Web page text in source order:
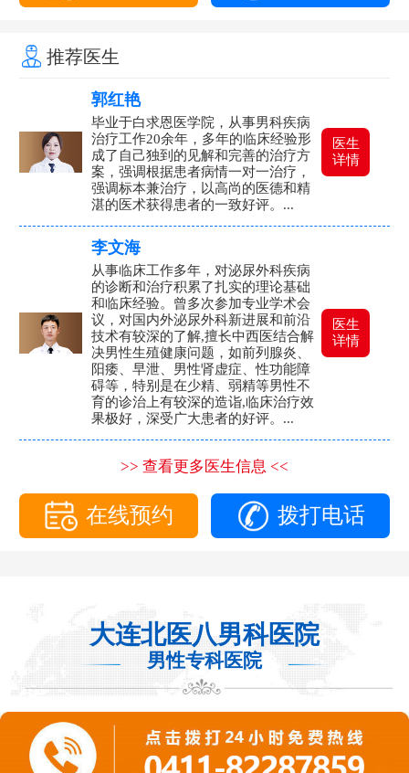
推荐医生
郭红艳
毕业于白求恩医学院，从事男科疾病
治疗工作20余年，多年的临床经验形
成了自己独到的见解和完善的治疗方
案，强调根据患者病情一对一治疗，
强调标本兼治疗，以高尚的医德和精
湛的医术获得患者的一致好评。...
医生
详情
李文海
从事临床工作多年，对泌尿外科疾病
的诊断和治疗积累了扎实的理论基础
和临床经验。曾多次参加专业学术会
议，对国内外泌尿外科新进展和前沿
技术有较深的了解,擅长中西医结合解
决男性生殖健康问题，如前列腺炎、
阳痿、早泄、男性肾虚症、性功能障
碍等，特别是在少精、弱精等男性不
育的诊治上有较深的造诣,临床治疗效
果极好，深受广大患者的好评。...
医生
详情
>> 查看更多医生信息 <<
在线预约 拨打电话
大连北医八男科医院
男性专科医院